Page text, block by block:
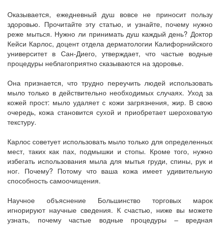
Оказывается, ежедневный душ вовсе не приносит пользу
здоровью. Прочитайте эту статью, и узнайте, почему нужно
реже мыться. Нужно ли принимать душ каждый день? Доктор
Кейси Карлос, доцент отдела дерматологии Калифорнийского
университет в Сан-Диего, утверждает, что частые водные
процедуры неблагоприятно сказываются на здоровье.
Она признается, что трудно переучить людей использовать
мыло только в действительно необходимых случаях. Уход за
кожей прост: мыло удаляет с кожи загрязнения, жир. В свою
очередь, кожа становится сухой и приобретает шероховатую
текстуру.
Карлос советует использовать мыло только для определенных
мест, таких как пах, подмышки и стопы. Кроме того, нужно
избегать использования мыла для мытья груди, спины, рук и
ног. Почему? Потому что ваша кожа имеет удивительную
способность самоочищения.
Научное объяснение Большинство торговых марок
игнорируют научные сведения. К счастью, ниже вы можете
узнать, почему частые водные процедуры – вредная